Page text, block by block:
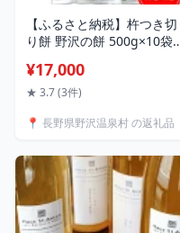
【ふるさと納税】杵つき切
り餅 野沢の餅 500g×10袋
餅 おやつ 国産もち米 雑煮
おしるこ ダイヤモンド褒賞
分け 個包装 まとめ買い 正
沢温泉村
¥17,000
★ 3.7 (3件)
📍 長野県野沢温泉村 の返礼品